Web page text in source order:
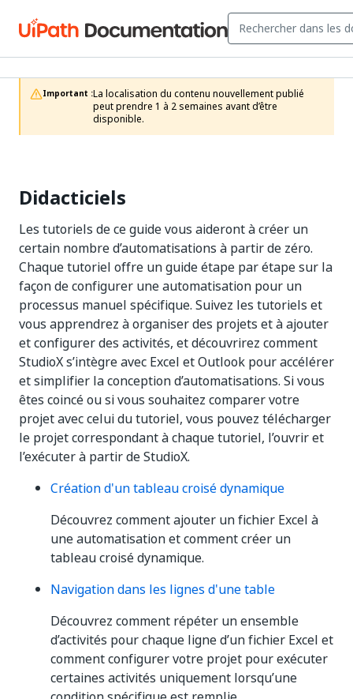
Important :La localisation du contenu nouvellement publié
peut prendre 1 à 2 semaines avant d’être
disponible.
Didacticiels
Les tutoriels de ce guide vous aideront à créer un
certain nombre d’automatisations à partir de zéro.
Chaque tutoriel offre un guide étape par étape sur la
façon de configurer une automatisation pour un
processus manuel spécifique. Suivez les tutoriels et
vous apprendrez à organiser des projets et à ajouter
et configurer des activités, et découvrirez comment
StudioX s’intègre avec Excel et Outlook pour accélérer
et simplifier la conception d’automatisations. Si vous
êtes coincé ou si vous souhaitez comparer votre
projet avec celui du tutoriel, vous pouvez télécharger
le projet correspondant à chaque tutoriel, l’ouvrir et
l’exécuter à partir de StudioX.
Création d'un tableau croisé dynamique
Découvrez comment ajouter un fichier Excel à
une automatisation et comment créer un
tableau croisé dynamique.
Navigation dans les lignes d'une table
Découvrez comment répéter un ensemble
d’activités pour chaque ligne d’un fichier Excel et
comment configurer votre projet pour exécuter
certaines activités uniquement lorsqu’une